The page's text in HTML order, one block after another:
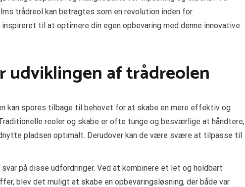
trådreol kan betragtes som en revolution inden for
til at optimere din egen opbevaring med denne innovative
udviklingen af trådreolen
kan spores tilbage til behovet for at skabe en mere effektiv og
reoler og skabe er ofte tunge og besværlige at håndtere,
pladsen optimalt. Derudover kan de være svære at tilpasse til
på disse udfordringer. Ved at kombinere et let og holdbart
blev det muligt at skabe en opbevaringsløsning, der både var